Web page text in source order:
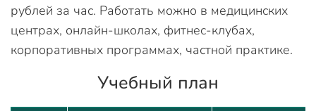
рублей за час. Работать можно в медицинских
центрах, онлайн-школах, фитнес-клубах,
корпоративных программах, частной практике.
Учебный план